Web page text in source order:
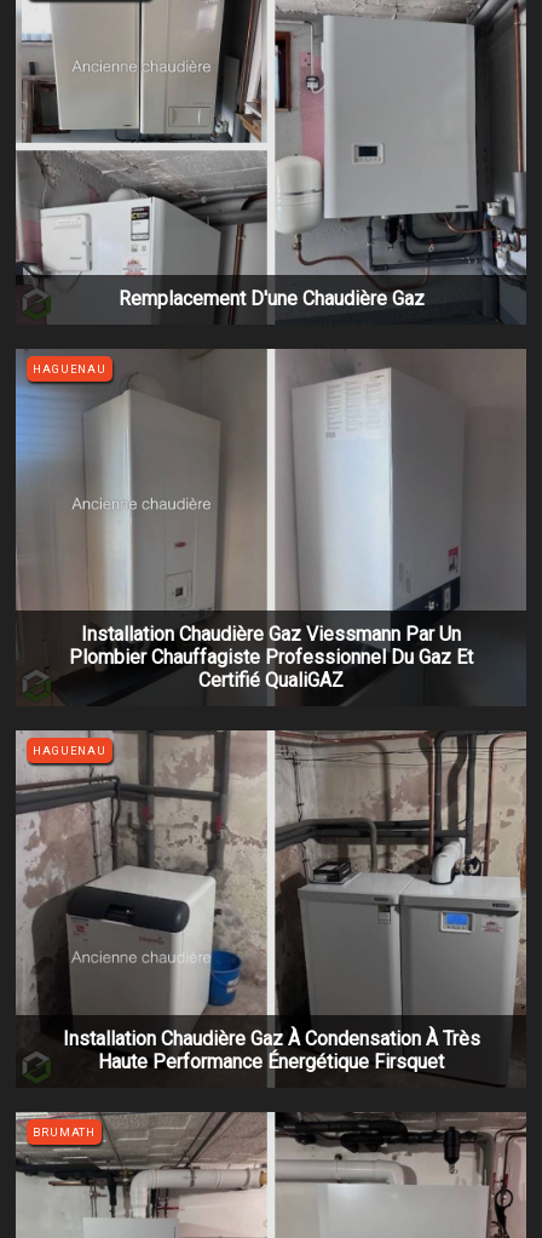
Remplacement D'une Chaudière Gaz
Installation Chaudière Gaz Viessmann Par Un
Plombier Chauffagiste Professionnel Du Gaz Et
Certifié QualiGAZ
HAGUENAU
Installation Chaudière Gaz À Condensation À Très
Haute Performance Énergétique Firsquet
HAGUENAU
BRUMATH